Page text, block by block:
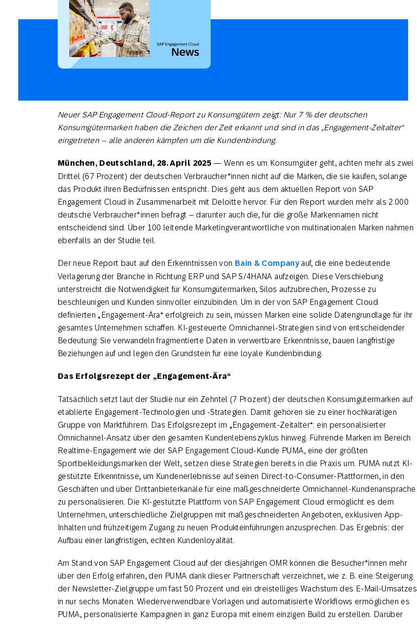
Neuer SAP Engagement Cloud-Report zu Konsumgütern zeigt: Nur 7 % der deutschen
Konsumgütermarken haben die Zeichen der Zeit erkannt und sind in das „Engagement-Zeitalter“
eingetreten – alle anderen kämpfen um die Kundenbindung.
München, Deutschland, 28. April 2025— Wenn es um Konsumgüter geht, achten mehr als zwei
Drittel (67 Prozent) der deutschen Verbraucher*innen nicht auf die Marken, die sie kaufen, solange
das Produkt ihren Bedürfnissen entspricht. Dies geht aus dem aktuellen Report von SAP
Engagement Cloud in Zusammenarbeit mit Deloitte hervor. Für den Report wurden mehr als 2.000
deutsche Verbraucher*innen befragt – darunter auch die, für die große Markennamen nicht
entscheidend sind. Über 100 leitende Marketingverantwortliche von multinationalen Marken nahmen
ebenfalls an der Studie teil.
Der neue Report baut auf den Erkenntnissen von Bain & Companyauf, die eine bedeutende
Verlagerung der Branche in Richtung ERP und SAP S/4HANA aufzeigen. Diese Verschiebung
unterstreicht die Notwendigkeit für Konsumgütermarken, Silos aufzubrechen, Prozesse zu
beschleunigen und Kunden sinnvoller einzubinden. Um in der von SAP Engagement Cloud
definierten „Engagement-Ära“ erfolgreich zu sein, müssen Marken eine solide Datengrundlage für ihr
gesamtes Unternehmen schaffen. KI-gesteuerte Omnichannel-Strategien sind von entscheidender
Bedeutung: Sie verwandeln fragmentierte Daten in verwertbare Erkenntnisse, bauen langfristige
Beziehungen auf und legen den Grundstein für eine loyale Kundenbindung.
Das Erfolgsrezept der „Engagement-Ära“
Tatsächlich setzt laut der Studie nur ein Zehntel (7 Prozent) der deutschen Konsumgütermarken auf
etablierte Engagement-Technologien und -Strategien. Damit gehören sie zu einer hochkarätigen
Gruppe von Marktführern. Das Erfolgsrezept im „Engagement-Zeitalter“: ein personalisierter
Omnichannel-Ansatz über den gesamten Kundenlebenszyklus hinweg. Führende Marken im Bereich
Realtime-Engagement wie der SAP Engagement Cloud-Kunde PUMA, eine der größten
Sportbekleidungsmarken der Welt, setzen diese Strategien bereits in die Praxis um. PUMA nutzt KI-
gestützte Erkenntnisse, um Kundenerlebnisse auf seinen Direct-to-Consumer-Plattformen, in den
Geschäften und über Drittanbieterkanäle für eine maßgeschneiderte Omnichannel-Kundenansprache
zu personalisieren. Die KI-gestützte Plattform von SAP Engagement Cloud ermöglicht es dem
Unternehmen, unterschiedliche Zielgruppen mit maßgeschneiderten Angeboten, exklusiven App-
Inhalten und frühzeitigem Zugang zu neuen Produkteinführungen anzusprechen. Das Ergebnis: der
Aufbau einer langfristigen, echten Kundenloyalität.
Am Stand von SAP Engagement Cloud auf der diesjährigen OMR können die Besucher*innen mehr
über den Erfolg erfahren, den PUMA dank dieser Partnerschaft verzeichnet, wie z. B. eine Steigerung
der Newsletter-Zielgruppe um fast 50 Prozent und ein dreistelliges Wachstum des E-Mail-Umsatzes
in nur sechs Monaten. Wiederverwendbare Vorlagen und automatisierte Workflows ermöglichen es
PUMA, personalisierte Kampagnen in ganz Europa mit einem einzigen Build zu erstellen. Darüber